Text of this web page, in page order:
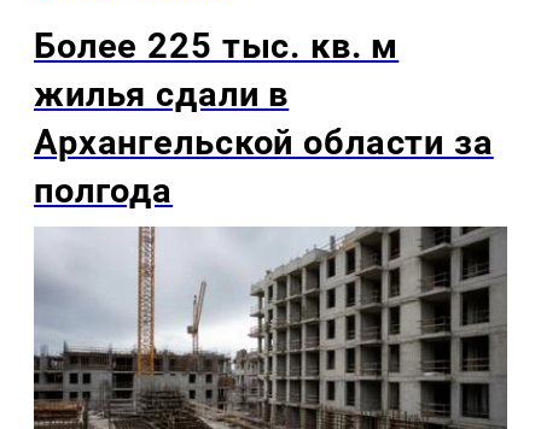
Более 225 тыс. кв. м
жилья сдали в
Архангельской области за
полгода